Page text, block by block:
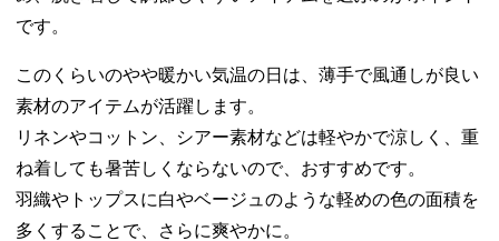
です。
このくらいのやや暖かい気温の日は、薄手で風通しが良い
素材のアイテムが活躍します。
リネンやコットン、シアー素材などは軽やかで涼しく、重
ね着しても暑苦しくならないので、おすすめです。
羽織やトップスに白やベージュのような軽めの色の面積を
多くすることで、さらに爽やかに。